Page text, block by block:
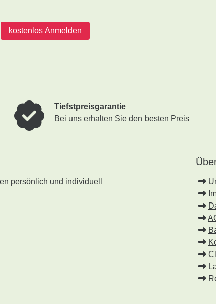
kostenlos Anmelden
Tiefstpreisgarantie
Bei uns erhalten Sie den besten Preis
persönlich und individuell